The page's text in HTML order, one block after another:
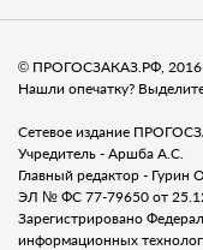
© ПРОГОСЗАКАЗ.РФ,
Нашли опечатку?
Сетевое издание
Учредитель - Аршба А.С.
Главный редактор - Гурин
ЭЛ № ФС 77-79650 от
Зарегистрировано
информационных